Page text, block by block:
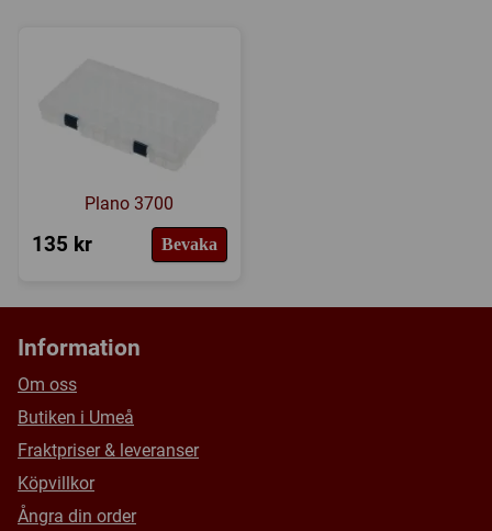
Plano 3700
135 kr Bevaka
Information
Om oss
Butiken i Umeå
Fraktpriser & leveranser
Köpvillkor
Ångra din order